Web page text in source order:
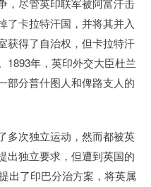
，尽管英印联军被阿富汗击
卡拉特汗国，并将其并入
获得了自治权，但卡拉特汗
1893年，英印外交大臣杜兰
部分普什图人和俾路支人的
多次独立运动，然而都被英
出独立要求，但遭到英国的
出了印巴分治方案，将英属